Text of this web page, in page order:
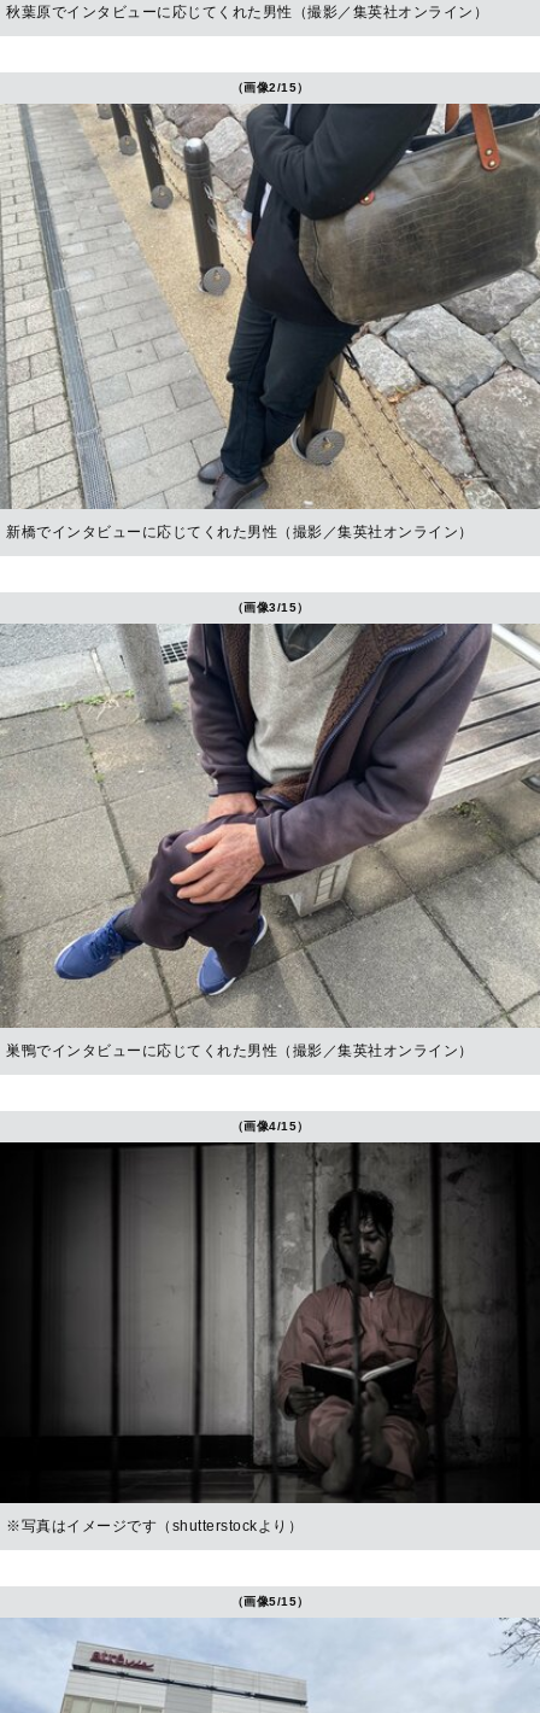
秋葉原でインタビューに応じてくれた男性（撮影／集英社オンライン）
（画像2/15）
新橋でインタビューに応じてくれた男性（撮影／集英社オンライン）
（画像3/15）
巣鴨でインタビューに応じてくれた男性（撮影／集英社オンライン）
（画像4/15）
※写真はイメージです（shutterstockより）
（画像5/15）